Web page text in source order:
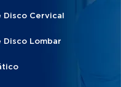
Disco Cervical
Disco Lombar